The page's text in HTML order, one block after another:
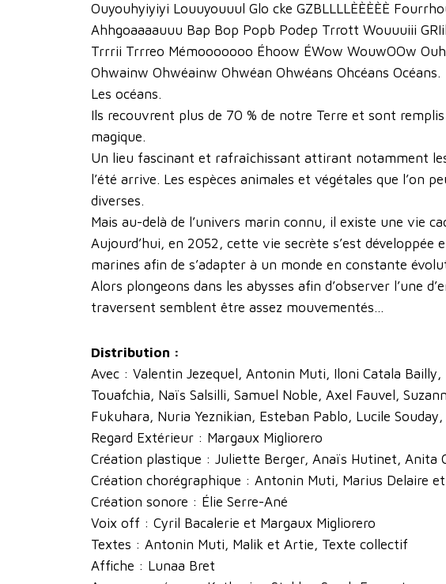
Ouyouhyiyiyi Louuyouuul Glo cke GZBLLLLÈÈÈÈÈ
Ahhgoaaaauuu Bap Bop Popb Podep Trrott Wouuuiii
Trrrii Trrreo Mémooooooo Éhoow ÉWow WouwOOw
Ohwainw Ohwéainw Ohwéan Ohwéans Ohcéans Océans.
Les océans.
Ils recouvrent plus de 70 % de notre Terre et sont
magique.
Un lieu fascinant et rafraîchissant attirant notamment
l’été arrive. Les espèces animales et végétales que l’on
diverses.
Mais au-delà de l’univers marin connu, il existe une vie
Aujourd’hui, en 2052, cette vie secrète s’est
marines afin de s’adapter à un monde en constante
Alors plongeons dans les abysses afin d’observer l’une
traversent semblent être assez mouvementés...
Distribution :
Avec : Valentin Jezequel, Antonin Muti, Iloni Catala
Touafchia, Naïs Salsilli, Samuel Noble, Axel Fauvel,
Fukuhara, Nuria Yeznikian, Esteban Pablo, Lucile
Regard Extérieur : Margaux Migliorero
Création plastique : Juliette Berger, Anaïs Hutinet, Anita
Création chorégraphique : Antonin Muti, Marius Delaire
Création sonore : Élie Serre-Ané
Voix off : Cyril Bacalerie et Margaux Migliorero
Textes : Antonin Muti, Malik et Artie, Texte collectif
Affiche : Lunaa Bret